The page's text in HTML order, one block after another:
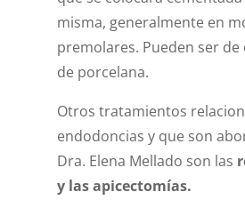
misma, generalmente en
premolares. Pueden ser
de porcelana.
Otros tratamientos
endodoncias y que son
Dra. Elena Mellado son las
y las apicectomías.